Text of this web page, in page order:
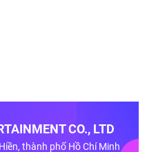
CO., LTD
thành phố Hồ Chí Minh